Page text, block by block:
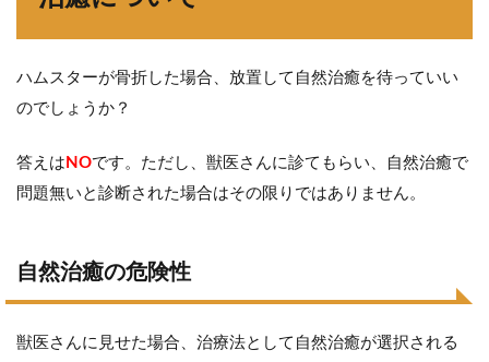
ハムスターが骨折した場合、放置して自然治癒を待っていい
のでしょうか？
答えは NOです。ただし、獣医さんに診てもらい、自然治癒で
問題無いと診断された場合はその限りではありません。
自然治癒の危険性
獣医さんに見せた場合、治療法として自然治癒が選択される